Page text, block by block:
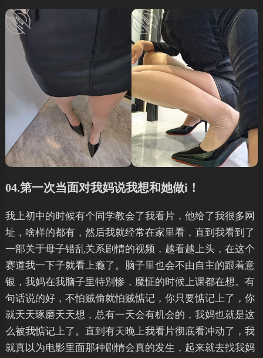
04.第一次当面对我妈说我想和她做i！
我上初中的时候有个同学教会了我看片，他给了我很多网
址，啥样的都有，然后我就经常在家里看，直到我看到了
一部关于母子错乱关系剧情的视频，越看越上头，在这个
赛道我一下子就看上瘾了。脑子里也会不由自主的跟着意
银，我妈在我脑子里特别惨，魔怔的时候上课都在想。有
句话说的好，不怕贼偷就怕贼惦记，你只要惦记上了，你
就天天琢磨天天想，总有一天会有机会的，我妈也就是这
么被我惦记上了。直到有天晚上我看片彻底看冲动了，我
就真以为电影里面那种剧情会真的发生，起来就去找我妈